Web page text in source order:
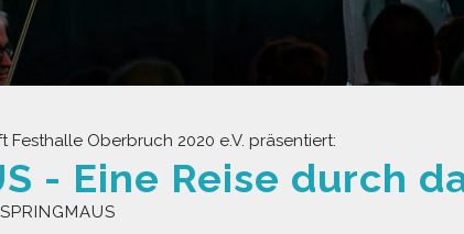
Festhalle Oberbruch 2020 e.V. präsentiert: